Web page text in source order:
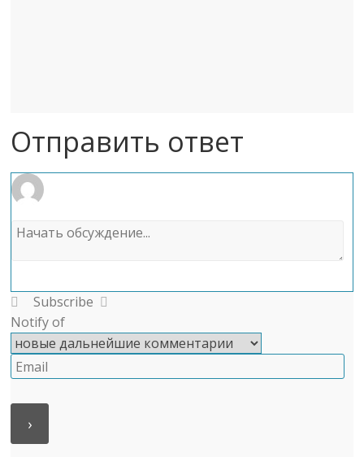
Отправить ответ
Subscribe
Notify of